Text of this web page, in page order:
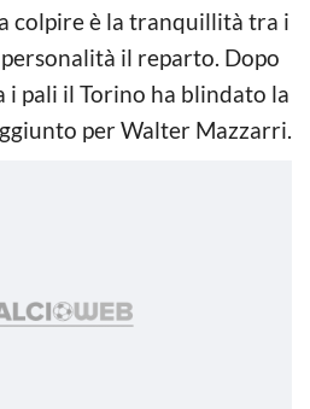
colpire è la tranquillità tra i
il reparto. Dopo
i pali il Torino ha blindato la
per Walter Mazzarri.